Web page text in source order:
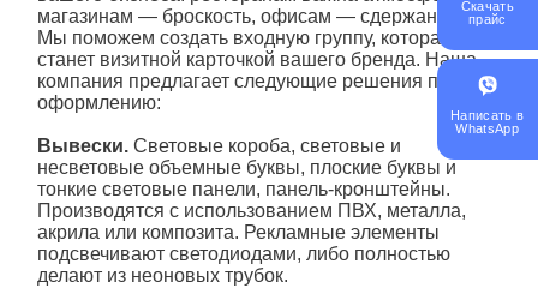
магазинам — броскость, офисам — сдержанность.
Мы поможем создать входную группу, которая
станет визитной карточкой вашего бренда. Наша
компания предлагает следующие решения по
оформлению:
Вывески. Световые короба, световые и
несветовые объемные буквы, плоские буквы и
тонкие световые панели, панель-кронштейны.
Производятся с использованием ПВХ, металла,
акрила или композита. Рекламные элементы
подсвечивают светодиодами, либо полностью
делают из неоновых трубок.
Скачать
прайс
Написать в
WhatsApp